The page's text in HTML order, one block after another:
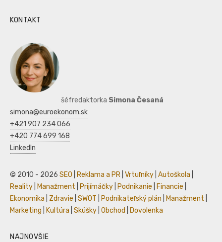
KONTAKT
šéfredaktorka Simona Česaná
simona@euroekonom.sk
+421 907 234 066
+420 774 699 168
LinkedIn
© 2010 - 2026 SEO Reklama a PR Vrtuľníky Autoškola
Reality
Manažment Prijímáčky Podnikanie Financie
Ekonomika
Zdravie SWOT Podnikateľský plán Manažment
Marketing
Kultúra Skúšky Obchod Dovolenka
NAJNOVŠIE